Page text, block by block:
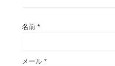
名前 *
メール *